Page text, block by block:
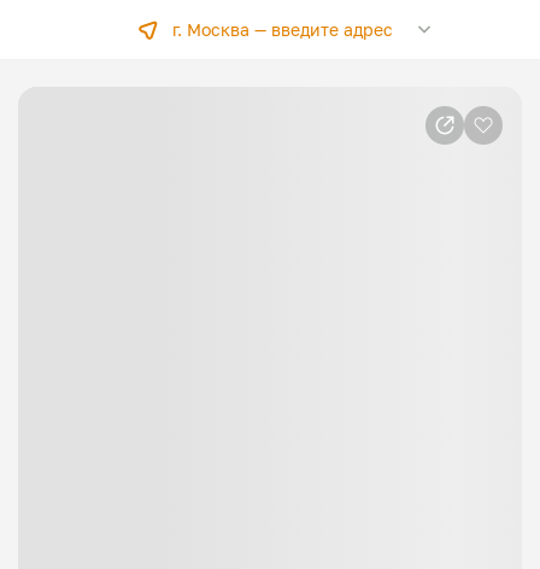
г. Москва —введите адрес